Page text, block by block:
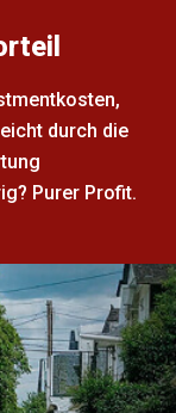
durch die
Purer Profit.